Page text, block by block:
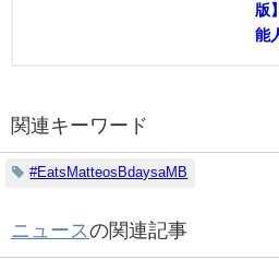
版
能
関連キーワード
#EatsMatteosBdaysaMB
ニュースの関連記事